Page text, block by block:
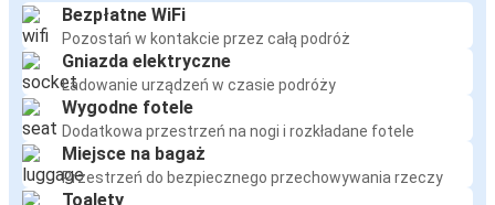
Bezpłatne WiFi
Pozostań w kontakcie przez całą podróż
Gniazda elektryczne
Ładowanie urządzeń w czasie podróży
Wygodne fotele
Dodatkowa przestrzeń na nogi i rozkładane fotele
Miejsce na bagaż
Przestrzeń do bezpiecznego przechowywania rzeczy
Toalety